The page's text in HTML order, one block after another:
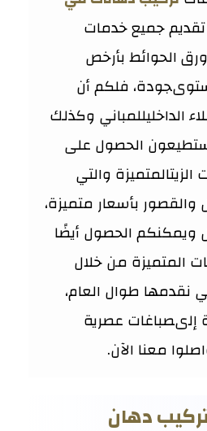
تقديم جميع خدمات
الحوائط بأرخص
فلكم أن
الداخليللمباني وكذلك
الحصول على
والتي
والقصور بأسعار متميزة،
الحصول أيضًا
المتميزة من خلال
نقدمها طوال العام،
إلىصباغات عصرية
معنا الآن.
دهان